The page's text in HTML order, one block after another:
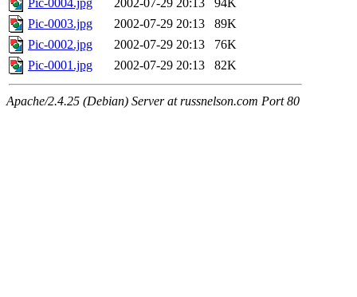
Pic-0004.jpg
2002-07-29 20:13
94K
Pic-0003.jpg
2002-07-29 20:13
89K
Pic-0002.jpg
2002-07-29 20:13
76K
Pic-0001.jpg
2002-07-29 20:13 82K
Apache/2.4.25 (Debian) Server at russnelson.com Port 80